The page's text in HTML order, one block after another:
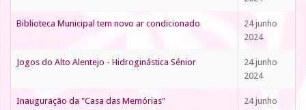
Biblioteca Municipal tem novo ar condicionado
24 junho
2024
Jogos do Alto Alentejo - Hidroginástica Sénior
24 junho
2024
Inauguração da "Casa das Memórias"
24 junho